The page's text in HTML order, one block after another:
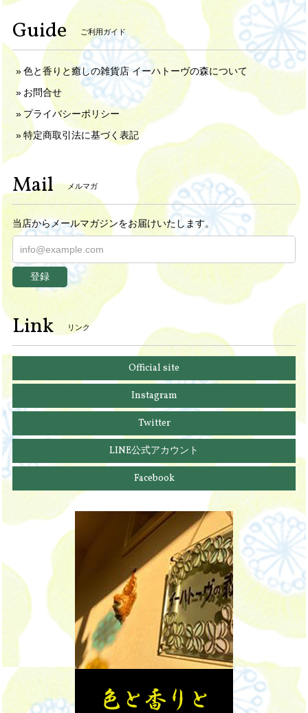
Guide ご利用ガイド
色と香りと癒しの雑貨店 イーハトーヴの森について
お問合せ
プライバシーポリシー
特定商取引法に基づく表記
Mail メルマガ
当店からメールマガジンをお届けいたします。
登録
Link リンク
Official site
Instagram
Twitter
LINE公式アカウント
Facebook